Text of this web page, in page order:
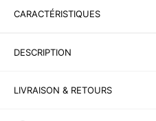
DESCRIPTION
LIVRAISON & RETOURS
CARACTÉRISTIQUES